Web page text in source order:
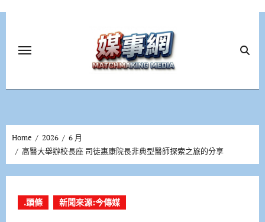
Home 2026
6 月
高醫大舉辦校長座 司徒惠康院長非典型醫師探索之旅的分享
.頭條 新聞來源:今傳媒